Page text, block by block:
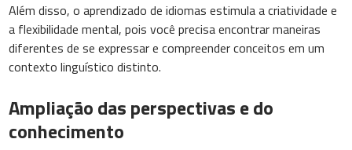
Além disso, o aprendizado de idiomas estimula a criatividade e
a flexibilidade mental, pois você precisa encontrar maneiras
diferentes de se expressar e compreender conceitos em um
contexto linguístico distinto.
Ampliação das perspectivas e do
conhecimento